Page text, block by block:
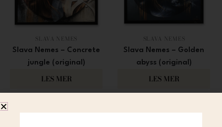
SLAVA NEMES
Slava Nemes – Concrete
jungle (original)
100 000
LES MER
SLAVA NEMES
Slava Nemes – Golden
abyss (original)
100 000
LES MER